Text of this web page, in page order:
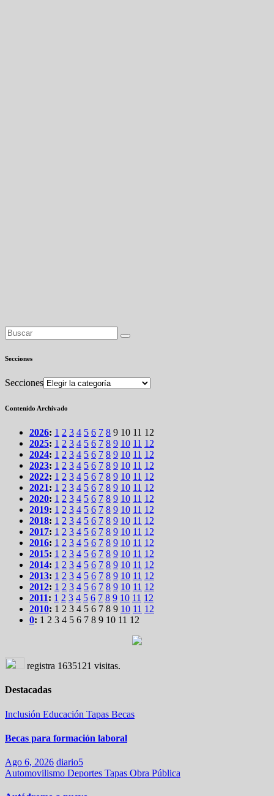
Secciones
Secciones
Contenido Archivado
2026: 1 2 3 4 5 6 7 8 9 10 11 12
2025: 1 2 3 4 5 6 7 8 9 10 11 12
2024: 1 2 3 4 5 6 7 8 9 10 11 12
2023: 1 2 3 4 5 6 7 8 9 10 11 12
2022: 1 2 3 4 5 6 7 8 9 10 11 12
2021: 1 2 3 4 5 6 7 8 9 10 11 12
2020: 1 2 3 4 5 6 7 8 9 10 11 12
2019: 1 2 3 4 5 6 7 8 9 10 11 12
2018: 1 2 3 4 5 6 7 8 9 10 11 12
2017: 1 2 3 4 5 6 7 8 9 10 11 12
2016: 1 2 3 4 5 6 7 8 9 10 11 12
2015: 1 2 3 4 5 6 7 8 9 10 11 12
2014: 1 2 3 4 5 6 7 8 9 10 11 12
2013: 1 2 3 4 5 6 7 8 9 10 11 12
2012: 1 2 3 4 5 6 7 8 9 10 11 12
2011: 1 2 3 4 5 6 7 8 9 10 11 12
2010: 1 2 3 4 5 6 7 8 9 10 11 12
0: 1 2 3 4 5 6 7 8 9 10 11 12
registra 1635121 visitas.
Destacadas
Inclusión Educación Tapas Becas
Becas para formación laboral
Ago 6, 2026 diario5
Automovilismo Deportes Tapas Obra Pública